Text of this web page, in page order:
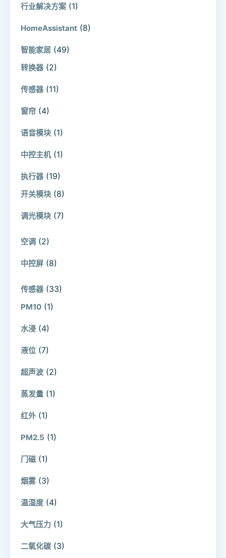
行业解决方案 (1)
HomeAssistant (8)
智能家居 (49)
转换器 (2)
传感器 (11)
窗帘 (4)
语音模块 (1)
中控主机 (1)
执行器 (19)
开关模块 (8)
调光模块 (7)
空调 (2)
中控屏 (8)
传感器 (33)
PM10 (1)
水浸 (4)
液位 (7)
超声波 (2)
蒸发量 (1)
红外 (1)
PM2.5 (1)
门磁 (1)
烟雾 (3)
温湿度 (4)
大气压力 (1)
二氧化碳 (3)